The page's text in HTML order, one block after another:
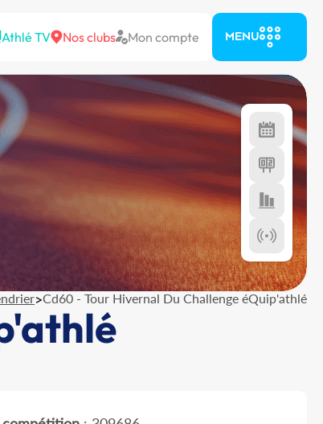
Athlé TV Nos clubs Mon compte MENU
>Cd60 - Tour Hivernal Du Challenge éQuip'athlé